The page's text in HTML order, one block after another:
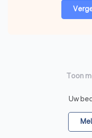
Toon
Uw